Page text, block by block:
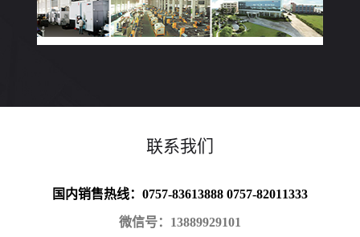
联系我们
国内销售热线：0757-83613888 0757-82011333
微信号：13889929101